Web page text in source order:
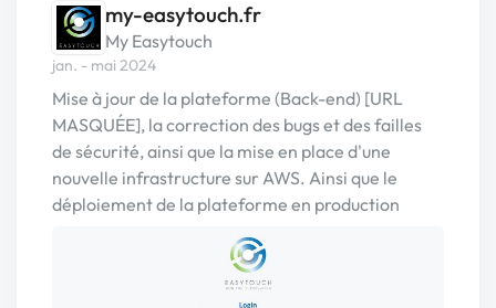
my-easytouch.fr
My Easytouch
jan. - mai 2024
Mise à jour de la plateforme (Back-end) [URL
MASQUÉE], la correction des bugs et des failles
de sécurité, ainsi que la mise en place d'une
nouvelle infrastructure sur AWS. Ainsi que le
déploiement de la plateforme en production